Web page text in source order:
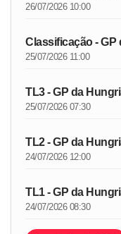
26/07/2026 10:00
Classificação - GP
25/07/2026 11:00
TL3 - GP da
25/07/2026 07:30
TL2 - GP da
24/07/2026 12:00
TL1 - GP da
24/07/2026 08:30